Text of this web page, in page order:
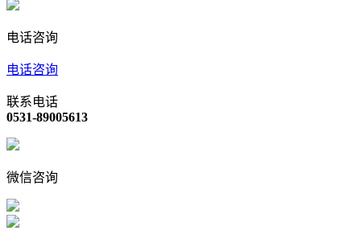
电话咨询
电话咨询
联系电话
0531-89005613
微信咨询